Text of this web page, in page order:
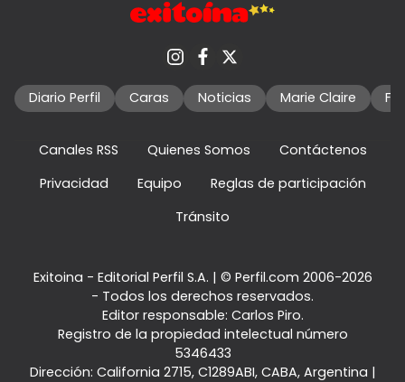
Diario Perfil Caras Noticias Marie Claire
Canales RSS Quienes Somos
Contáctenos
Privacidad
Equipo
Reglas de participación
Tránsito
Exitoina - Editorial Perfil S.A. | © Perfil.com 2006-2026
- Todos los derechos reservados.
Editor responsable: Carlos Piro.
Registro de la propiedad intelectual número
5346433
Dirección: California 2715, C1289ABI, CABA, Argentina |